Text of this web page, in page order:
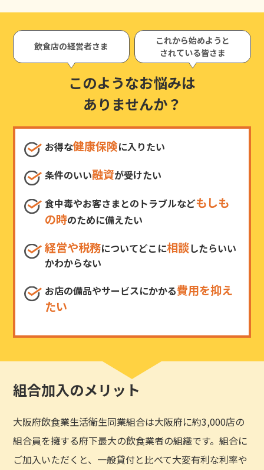
飲食店の経営者さま
これから始めようと
されている皆さま
このようなお悩みは
ありませんか？
お得な健康保険に入りたい
条件のいい融資が受けたい
食中毒やお客さまとのトラブルなどもしも
の時のために備えたい
経営や税務についてどこに相談したらいい
かわからない
お店の備品やサービスにかかる費用を抑え
たい
組合加入のメリット
大阪府飲食業生活衛生同業組合は大阪府に約3,000店の
組合員を擁する府下最大の飲食業者の組織です。組合に
ご加入いただくと、一般貸付と比べて大変有利な利率や